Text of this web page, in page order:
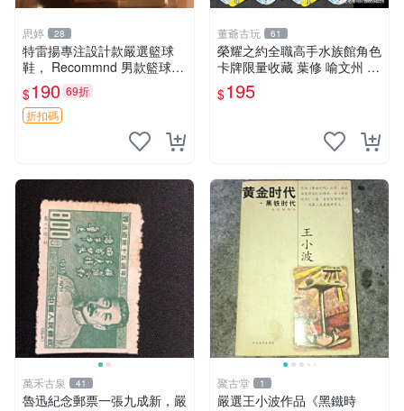
思婷 28
特雷揚專注設計款嚴選籃球
鞋， Recommnd 男款籃球運
動裝備，適合潮男穿搭 籃球
鞋 籃球服
$190 69折
折扣碼
董爺古玩 61
榮耀之約全職高手水族館角色
卡牌限量收藏 葉修 喻文州 黃
少天 王傑希 張佳樂 孫澤楷
孫翔 喬一帆 吳羽策 韓文清
$195
萬禾古泉 41
魯迅紀念郵票一張九成新，嚴
聚古堂 1
嚴選王小波作品《黑鐵時